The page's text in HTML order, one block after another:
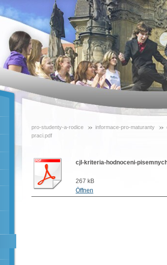
pro-studenty-a-rodice informace-pro-maturanty
praci.pdf
cjl-kriteria-hodnoceni-
267 kB
Öffnen